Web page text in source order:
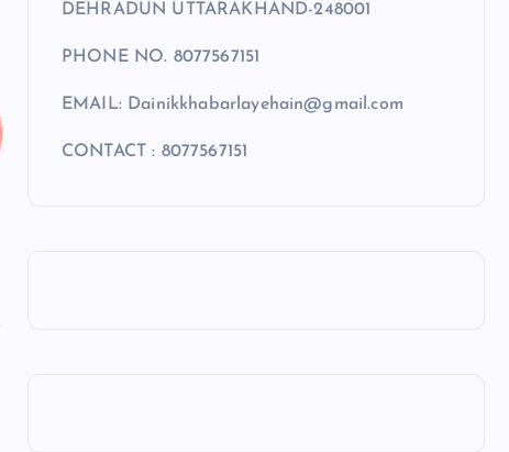
DEHRADUN UTTARAKHAND-248001
PHONE NO. 8077567151
EMAIL: Dainikkhabarlayehain@gmail.com
CONTACT : 8077567151